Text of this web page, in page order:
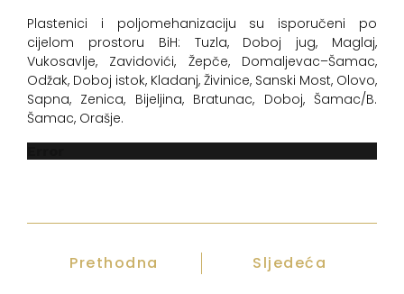
Plastenici i poljomehanizaciju su isporučeni po
cijelom prostoru BiH: Tuzla, Doboj jug, Maglaj,
Vukosavlje, Zavidovići, Žepče, Domaljevac–Šamac,
Odžak, Doboj istok, Kladanj, Živinice, Sanski Most, Olovo,
Sapna, Zenica, Bijeljina, Bratunac, Doboj, Šamac/B.
Šamac, Orašje.
Prethodna Sljedeća